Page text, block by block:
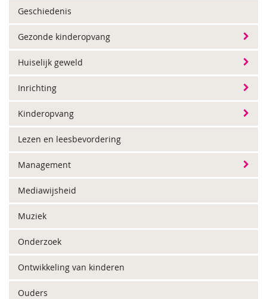
Geschiedenis
Gezonde kinderopvang
Huiselijk geweld
Inrichting
Kinderopvang
Lezen en leesbevordering
Management
Mediawijsheid
Muziek
Onderzoek
Ontwikkeling van kinderen
Ouders